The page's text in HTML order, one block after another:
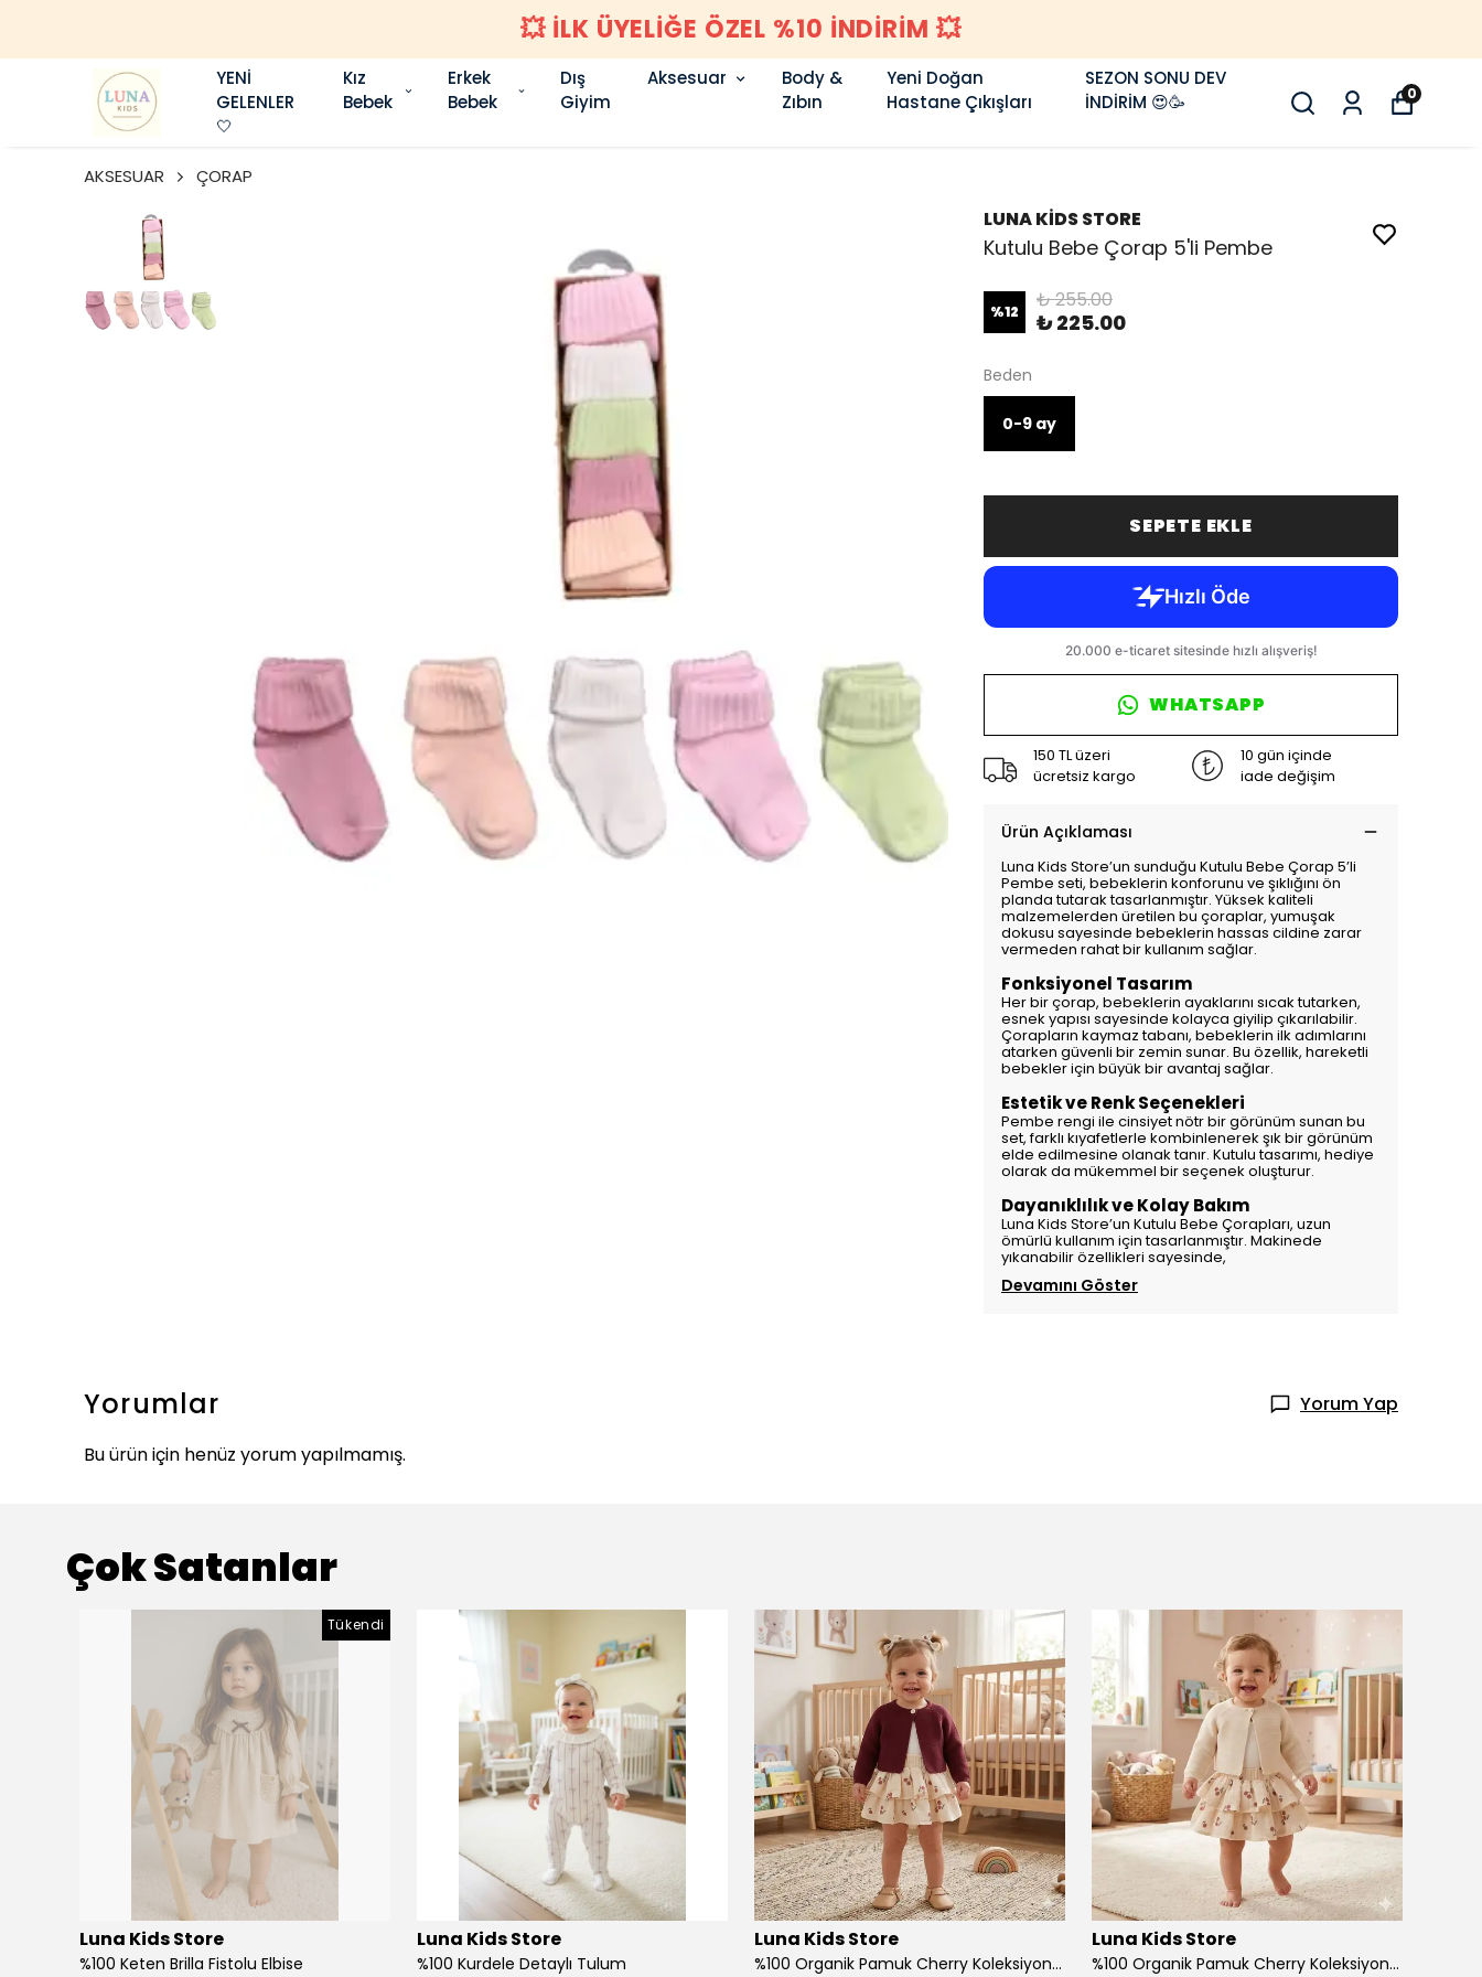
💥 İLK ÜYELİĞE ÖZEL %10 İNDİRİM 💥
YENİ
GELENLER
🤍
Kız
Bebek
Erkek
Bebek
Dış
Giyim
Aksesuar
Body &
Zıbın
Yeni Doğan
Hastane Çıkışları
SEZON SONU DEV
İNDİRİM 😍🥳
0
AKSESUAR ÇORAP
LUNA KİDS STORE
Kutulu Bebe Çorap 5'li Pembe
%12 ₺ 255.00
₺ 225.00
Beden
0-9 ay
SEPETE EKLE
WHATSAPP
150 TL üzeri
ücretsiz kargo
10 gün içinde
iade değişim
Ürün Açıklaması
Luna Kids Store’un sunduğu Kutulu Bebe Çorap 5’li
Pembe seti, bebeklerin konforunu ve şıklığını ön
planda tutarak tasarlanmıştır. Yüksek kaliteli
malzemelerden üretilen bu çoraplar, yumuşak
dokusu sayesinde bebeklerin hassas cildine zarar
vermeden rahat bir kullanım sağlar.
Fonksiyonel Tasarım
Her bir çorap, bebeklerin ayaklarını sıcak tutarken,
esnek yapısı sayesinde kolayca giyilip çıkarılabilir.
Çorapların kaymaz tabanı, bebeklerin ilk adımlarını
atarken güvenli bir zemin sunar. Bu özellik, hareketli
bebekler için büyük bir avantaj sağlar.
Estetik ve Renk Seçenekleri
Pembe rengi ile cinsiyet nötr bir görünüm sunan bu
set, farklı kıyafetlerle kombinlenerek şık bir görünüm
elde edilmesine olanak tanır. Kutulu tasarımı, hediye
olarak da mükemmel bir seçenek oluşturur.
Dayanıklılık ve Kolay Bakım
Luna Kids Store’un Kutulu Bebe Çorapları, uzun
ömürlü kullanım için tasarlanmıştır. Makinede
yıkanabilir özellikleri sayesinde,
Devamını Göster
Yorumlar
Yorum Yap
Bu ürün için henüz yorum yapılmamış.
Çok Satanlar
Tükendi
Luna Kids Store
%100 Keten Brilla Fistolu Elbise
Luna Kids Store
%100 Kurdele Detaylı Tulum
Luna Kids Store
%100 Organik Pamuk Cherry Koleksiyon 3'lü Takım Bordo
Luna Kids Store
%100 Organik Pamuk Cherry Koleksiyon 3'lü Takım Ekru